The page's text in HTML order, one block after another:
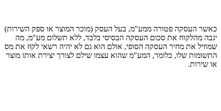
כאשר העסקה פטורה ממע"מ, בעל העסק (מוכר המוצר או ספק השירות)
יגבה מהלקוח את סכום העסקה הבסיסי בלבד, ללא תשלום מע"מ, מה
שמוזיל את מחיר העסקה הסופי, אולם הוא גם לא יהיה רשאי לקזז את מס
התשומות שלו, כלומר, המע"מ שהוא עצמו שילם לצורך יצירת אותו מוצר
או שירות.